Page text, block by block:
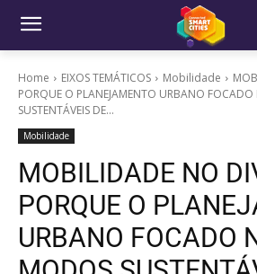
Home EIXOS TEMÁTICOS Mobilidade
PORQUE O PLANEJAMENTO URBANO
SUSTENTÁVEIS DE...
Mobilidade
MOBILIDADE NO
PORQUE O
URBANO FOCADO